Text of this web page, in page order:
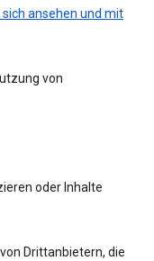
sich ansehen und mit
von
oder Inhalte
Drittanbietern, die